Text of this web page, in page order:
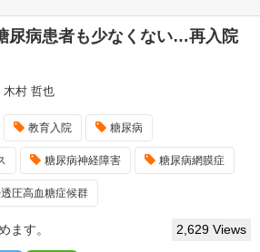
尿病患者も少なくない…再入院
木村 哲也
教育入院 糖尿病
糖尿病神経障害 糖尿病網膜症
圧高血糖症候群
ます。 2,629 Views